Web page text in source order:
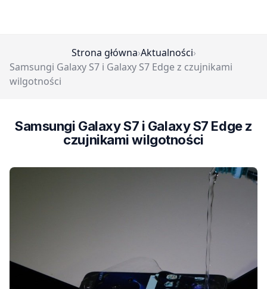
Strona główna›Aktualności›
Samsungi Galaxy S7 i Galaxy S7 Edge z czujnikami
wilgotności
Samsungi Galaxy S7 i Galaxy S7 Edge z
czujnikami wilgotności